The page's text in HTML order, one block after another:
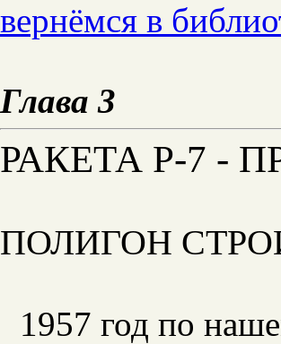
вернёмся в
Глава 3
РАКЕТА Р-7 -
ПОЛИГОН
1957 год по